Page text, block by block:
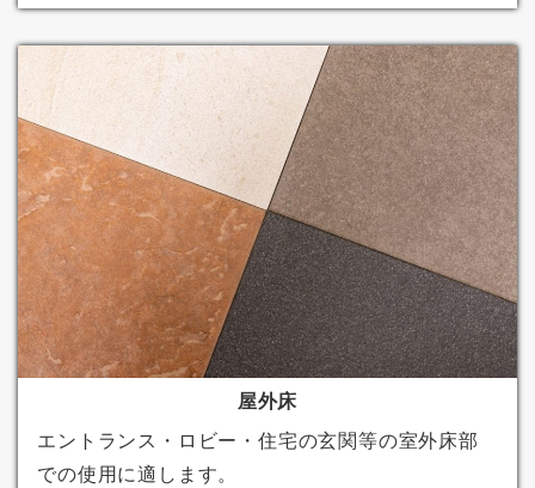
屋外床
エントランス・ロビー・住宅の玄関等の室外床部
での使用に適します。